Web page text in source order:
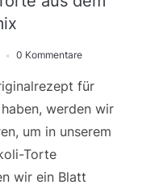
0 Kommentare
für
werden wir
um in unserem
Torte
wir ein Blatt